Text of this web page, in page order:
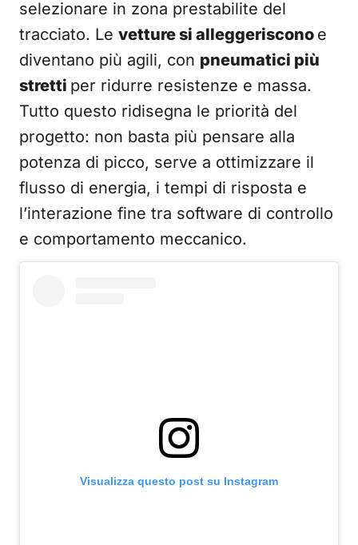
selezionare in zona prestabilite del
tracciato. Le vetture si alleggeriscono e
diventano più agili, con pneumatici più
stretti per ridurre resistenze e massa.
Tutto questo ridisegna le priorità del
progetto: non basta più pensare alla
potenza di picco, serve a ottimizzare il
flusso di energia, i tempi di risposta e
l’interazione fine tra software di controllo
e comportamento meccanico.
Visualizza questo post su Instagram